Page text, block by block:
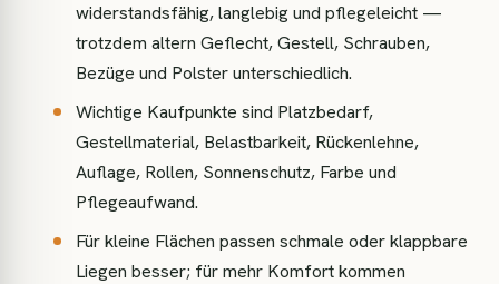
widerstandsfähig, langlebig und pflegeleicht —
trotzdem altern Geflecht, Gestell, Schrauben,
Bezüge und Polster unterschiedlich.
Wichtige Kaufpunkte sind Platzbedarf,
Gestellmaterial, Belastbarkeit, Rückenlehne,
Auflage, Rollen, Sonnenschutz, Farbe und
Pflegeaufwand.
Für kleine Flächen passen schmale oder klappbare
Liegen besser; für mehr Komfort kommen